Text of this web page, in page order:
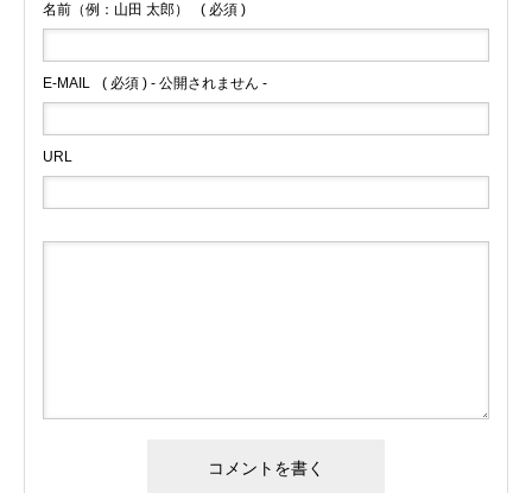
名前（例：山田 太郎） ( 必須 )
E-MAIL ( 必須 ) - 公開されません -
URL